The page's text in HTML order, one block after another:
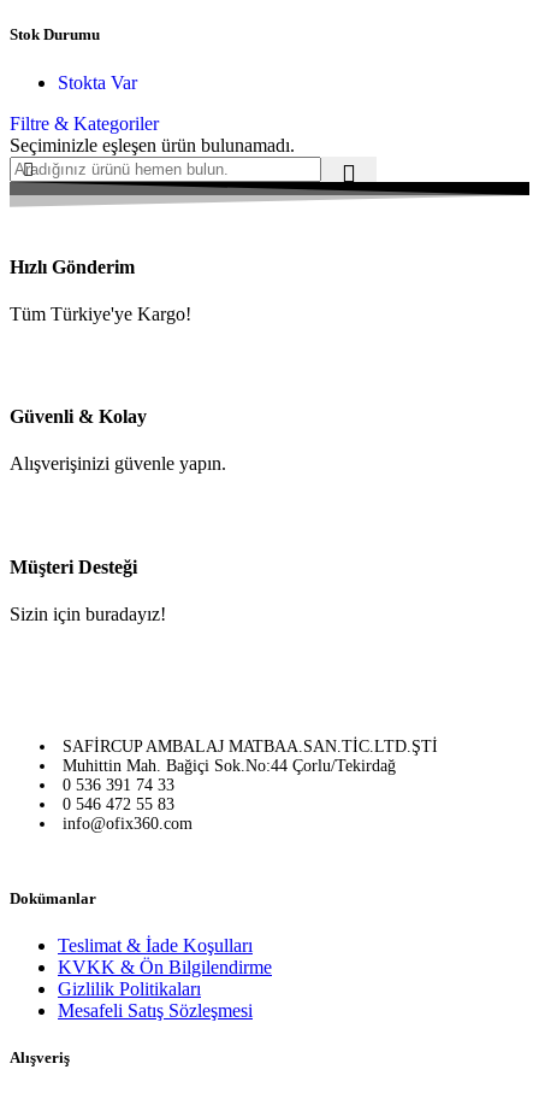
Stok Durumu
Stokta Var
Filtre & Kategoriler
Seçiminizle eşleşen ürün bulunamadı.
Hızlı Gönderim
Tüm Türkiye'ye Kargo!
Güvenli & Kolay
Alışverişinizi güvenle yapın.
Müşteri Desteği
Sizin için buradayız!
SAFİRCUP AMBALAJ MATBAA.SAN.TİC.LTD.ŞTİ
Muhittin Mah. Bağiçi Sok.No:44 Çorlu/Tekirdağ
0 536 391 74 33
0 546 472 55 83
info@ofix360.com
Dokümanlar
Teslimat & İade Koşulları
KVKK & Ön Bilgilendirme
Gizlilik Politikaları
Mesafeli Satış Sözleşmesi
Alışveriş